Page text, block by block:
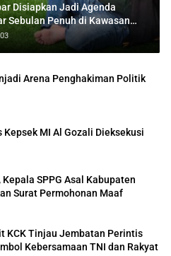
Disiapkan Jadi Agenda
Sebulan Penuh di Kawasan
Arena Penghakiman Politik
Kepsek MI Al Gozali Dieksekusi
SPPG Asal Kabupaten
Surat Permohonan Maaf
KCK Tinjau Jembatan Perintis
Kebersamaan TNI dan Rakyat